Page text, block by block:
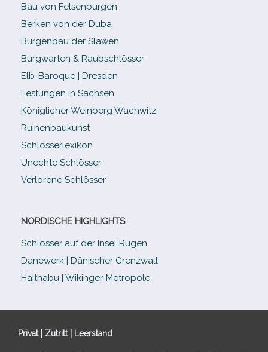
Bau von Felsenburgen
Berken von der Duba
Burgenbau der Slawen
Burgwarten & Raubschlösser
Elb-​Baroque | Dresden
Festungen in Sachsen
Königlicher Weinberg Wachwitz
Ruinenbaukunst
Schlösserlexikon
Unechte Schlösser
Verlorene Schlösser
NORDISCHE HIGHLIGHTS
Schlösser auf der Insel Rügen
Danewerk | Dänischer Grenzwall
Haithabu | Wikinger-Metropole
Privat | Zutritt | Leerstand